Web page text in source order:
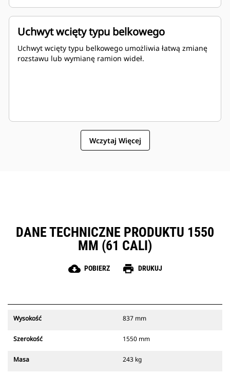
Uchwyt wcięty typu belkowego
Uchwyt wcięty typu belkowego umożliwia łatwą zmianę
rozstawu lub wymianę ramion wideł.
Wczytaj Więcej
DANE TECHNICZNE PRODUKTU 1550
MM (61 CALI)
cloud_download POBIERZ print DRUKUJ
Wysokość 837 mm
Szerokość 1550 mm
Masa 243 kg